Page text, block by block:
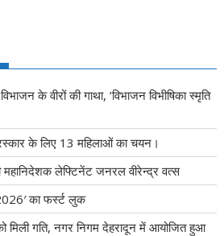
के वीरों की गाथा, ‘विभाजन विभीषिका स्मृति
के लिए 13 महिलाओं का चयन।
महानिदेशक लेफ्टिनेंट जनरल वीरेन्द्र वत्स
का फर्स्ट लुक
मिली गति, नगर निगम देहरादून में आयोजित हुआ